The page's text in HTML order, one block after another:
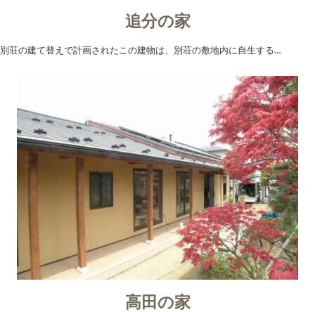
追分の家
別荘の建て替えで計画されたこの建物は、別荘の敷地内に自生する…
高田の家